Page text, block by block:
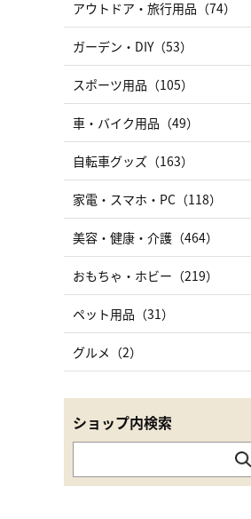
アウトドア・旅行用品（74）
ガーデン・DIY（53）
スポーツ用品（105）
車・バイク用品（49）
自転車グッズ（163）
家電・スマホ・PC（118）
美容・健康・介護（464）
おもちゃ・ホビー（219）
ペット用品（31）
グルメ（2）
ショップ内検索